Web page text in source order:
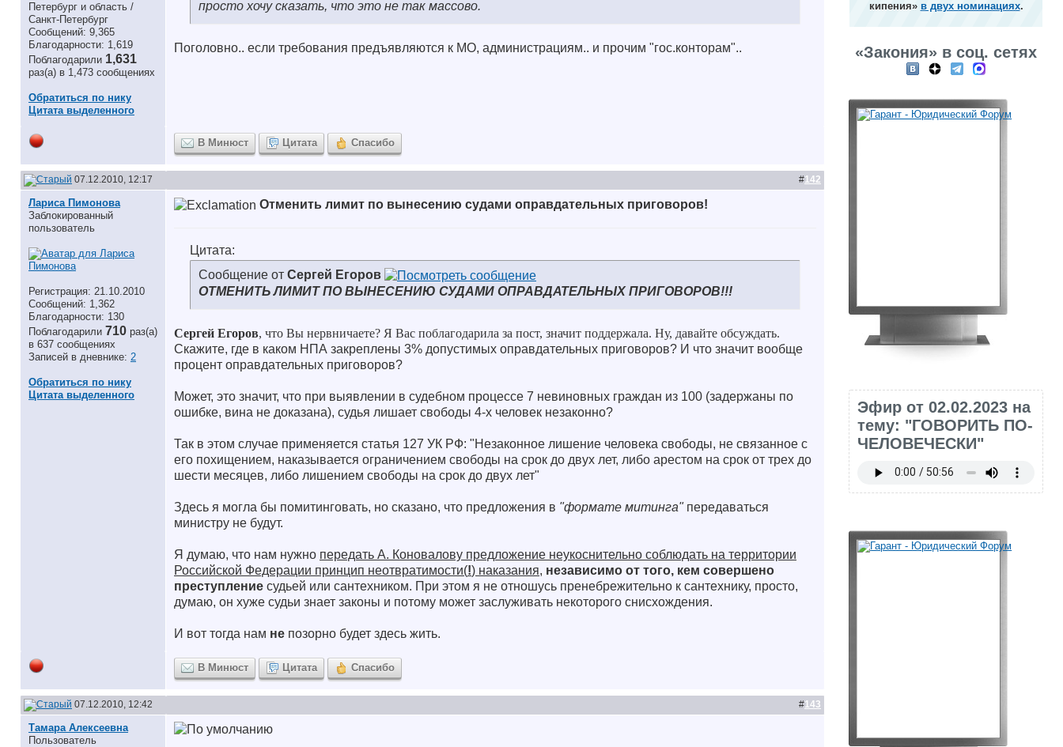
Петербург и область /
Санкт-Петербург
Сообщений: 9,365
Благодарности: 1,619
Поблагодарили 1,631
раз(а) в 1,473 сообщениях
Обратиться по нику
Цитата выделенного
просто хочу сказать, что это не так массово.
Поголовно.. если требования предъявляются к МО, администрациям.. и прочим "гос.конторам"..
В Минюст Цитата Спасибо
07.12.2010, 12:17 #142
Лариса Пимонова
Заблокированный
пользователь
Регистрация: 21.10.2010
Сообщений: 1,362
Благодарности: 130
Поблагодарили 710 раз(а)
в 637 сообщениях
Записей в дневнике: 2
Обратиться по нику
Цитата выделенного
Отменить лимит по вынесению судами оправдательных приговоров!
Цитата:
Сообщение от Сергей Егоров
ОТМЕНИТЬ ЛИМИТ ПО ВЫНЕСЕНИЮ СУДАМИ ОПРАВДАТЕЛЬНЫХ ПРИГОВОРОВ!!!
Сергей Егоров, что Вы нервничаете? Я Вас поблагодарила за пост, значит поддержала. Ну, давайте обсуждать.
Скажите, где в каком НПА закреплены 3% допустимых оправдательных приговоров? И что значит вообще
процент оправдательных приговоров?
Может, это значит, что при выявлении в судебном процессе 7 невиновных граждан из 100 (задержаны по
ошибке, вина не доказана), судья лишает свободы 4-х человек незаконно?
Так в этом случае применяется статья 127 УК РФ: "Незаконное лишение человека свободы, не связанное с
его похищением, наказывается ограничением свободы на срок до двух лет, либо арестом на срок от трех до
шести месяцев, либо лишением свободы на срок до двух лет"
Здесь я могла бы помитинговать, но сказано, что предложения в "формате митинга"передаваться
министру не будут.
Я думаю, что нам нужно передать А. Коновалову предложение неукоснительно соблюдать на территории
Российской Федерации принцип неотвратимости(!) наказания, независимо от того, кем совершено
преступление судьей или сантехником. При этом я не отношусь пренебрежительно к сантехнику, просто,
думаю, он хуже судьи знает законы и потому может заслуживать некоторого снисхождения.
И вот тогда нам не позорно будет здесь жить.
В Минюст Цитата Спасибо
07.12.2010, 12:42 #143
Тамара Алексеевна
Пользователь
кипения» в двух номинациях.
«Закония» в соц. сетях
Эфир от 02.02.2023 на
тему: "ГОВОРИТЬ ПО-
ЧЕЛОВЕЧЕСКИ"